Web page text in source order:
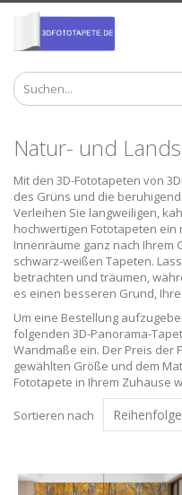
springen
Natur- und
Mit den 3D-Fototapeten von
des Grüns und die
Verleihen Sie langweiligen,
hochwertigen Fototapeten ein
Innenräume ganz nach Ihrem
schwarz-weißen Tapeten.
betrachten und träumen,
es einen besseren Grund,
Um eine Bestellung
folgenden 3D-Panorama-
Wandmaße ein. Der Preis der
gewählten Größe und dem
Fototapete in Ihrem Zuhause
Sortieren nach